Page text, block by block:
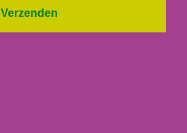
Verzenden